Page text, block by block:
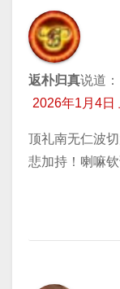
返朴归真说道：
2026年1月4日
顶礼南无仁波
悲加持！喇嘛钦